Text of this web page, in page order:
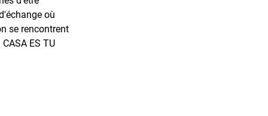
où
se rencontrent
ES TU